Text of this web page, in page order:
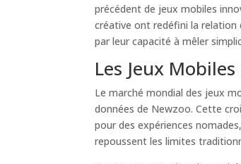
précédent de jeux mobiles
créative ont redéfini la relation
par leur capacité à mêler
Les Jeux
Le marché mondial des jeux
données de Newzoo. Cette
pour des expériences
repoussent les limites